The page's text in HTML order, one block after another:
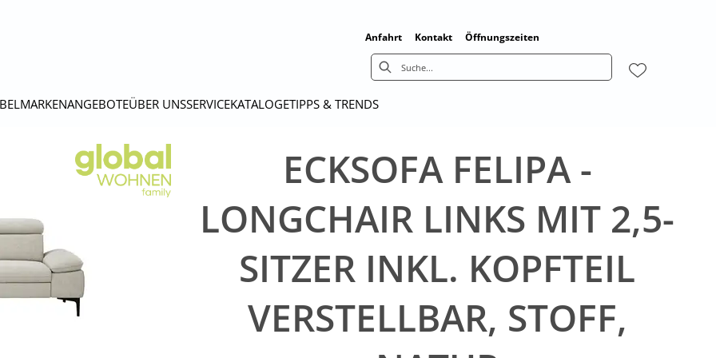
Anfahrt Kontakt Öffnungszeiten
MARKENANGEBOTEÜBER UNSSERVICEKATALOGETIPPS & TRENDS
ECKSOFA FELIPA -
LONGCHAIR LINKS MIT 2,5-
SITZER INKL. KOPFTEIL
VERSTELLBAR, STOFF,